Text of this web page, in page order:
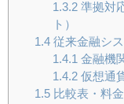
1.3.2準拠対
ト）
1.4従来金融シ
1.4.1 金融機
1.4.2仮想通
1.5比較表・料